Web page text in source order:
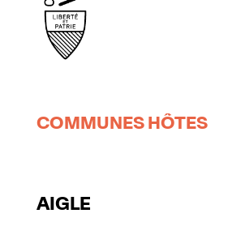
COMMUNES HÔTES
AIGLE